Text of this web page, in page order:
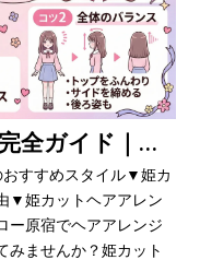
姫カットのヘアアレンジ完全ガイド｜簡単なのに盛れる今っぽスタイル術
すすめスタイル▼姫カ
▼姫カットヘアアレン
原宿でヘアアレンジ
ませんか？姫カット